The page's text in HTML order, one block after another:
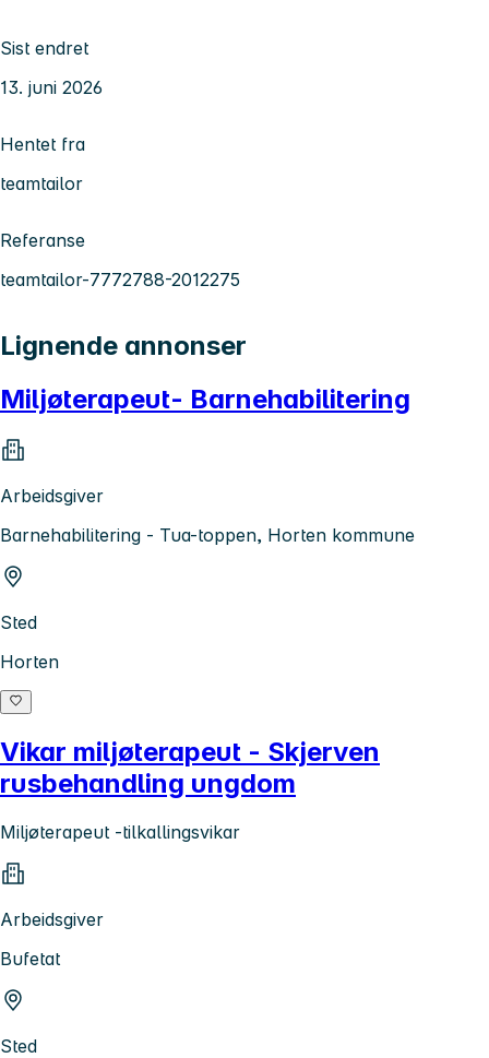
Sist endret
13. juni 2026
Hentet fra
teamtailor
Referanse
teamtailor-7772788-2012275
Lignende annonser
Miljøterapeut- Barnehabilitering
Arbeidsgiver
Barnehabilitering - Tua-toppen, Horten kommune
Sted
Horten
Vikar miljøterapeut - Skjerven
rusbehandling ungdom
Miljøterapeut -tilkallingsvikar
Arbeidsgiver
Bufetat
Sted